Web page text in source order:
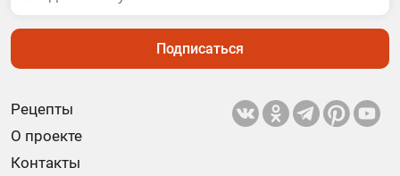
Рецепты
О проекте
Контакты
Подписаться